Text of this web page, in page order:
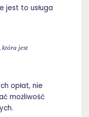
jest to usługa
która jest
opłat, nie
możliwość